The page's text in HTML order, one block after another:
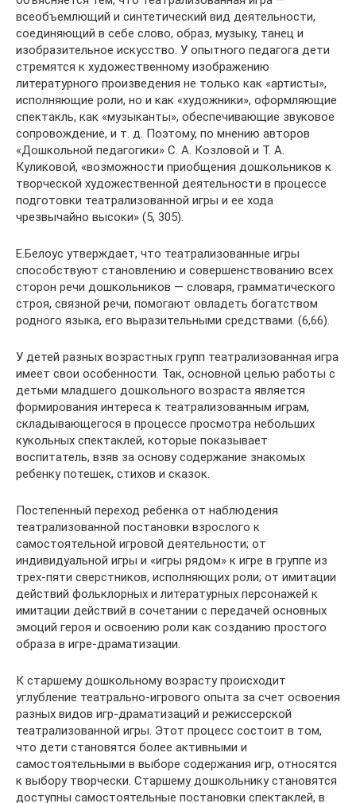
всеобъемлющий и синтетический вид деятельности,
соединяющий в себе слово, образ, музыку, танец и
изобразительное искусство. У опытного педагога дети
стремятся к художественному изображению
литературного произведения не только как «артисты»,
исполняющие роли, но и как «художники», оформляющие
спектакль, как «музыканты», обеспечивающие звуковое
сопровождение, и т. д. Поэтому, по мнению авторов
«Дошкольной педагогики» С. А. Козловой и Т. А.
Куликовой, «возможности приобщения дошкольников к
творческой художественной деятельности в процессе
подготовки театрализованной игры и ее хода
чрезвычайно высоки» (5, 305).
Е.Белоус утверждает, что театрализованные игры
способствуют становлению и совершенствованию всех
сторон речи дошкольников — словаря, грамматического
строя, связной речи, помогают овладеть богатством
родного языка, его выразительными средствами. (6,66).
У детей разных возрастных групп театрализованная игра
имеет свои особенности. Так, основной целью работы с
детьми младшего дошкольного возраста является
формирования интереса к театрализованным играм,
складывающегося в процессе просмотра небольших
кукольных спектаклей, которые показывает
воспитатель, взяв за основу содержание знакомых
ребенку потешек, стихов и сказок.
Постепенный переход ребенка от наблюдения
театрализованной постановки взрослого к
самостоятельной игровой деятельности; от
индивидуальной игры и «игры рядом» к игре в группе из
трех-пяти сверстников, исполняющих роли; от имитации
действий фольклорных и литературных персонажей к
имитации действий в сочетании с передачей основных
эмоций героя и освоению роли как созданию простого
образа в игре-драматизации.
К старшему дошкольному возрасту происходит
углубление театрально-игрового опыта за счет освоения
разных видов игр-драматизаций и режиссерской
театрализованной игры. Этот процесс состоит в том,
что дети становятся более активными и
самостоятельными в выборе содержания игр, относятся
к выбору творчески. Старшему дошкольнику становятся
доступны самостоятельные постановки спектаклей, в